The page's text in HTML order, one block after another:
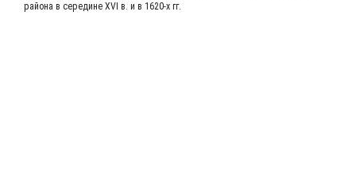
рай­о­на в сере­дине XVI в. и в 1620‑х гг.